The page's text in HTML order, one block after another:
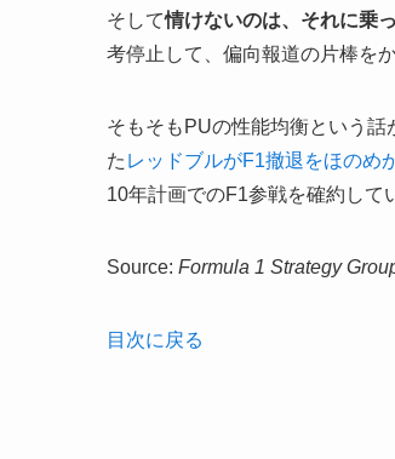
そして情けないのは、それに乗
考停止して、偏向報道の片棒を
そもそもPUの性能均衡という
た レッドブルがF1撤退をほのめ
10年計画でのF1参戦を確約して
Source: Formula 1 Strategy
目次に戻る